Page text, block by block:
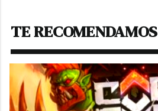
TE RECOMENDAMOS